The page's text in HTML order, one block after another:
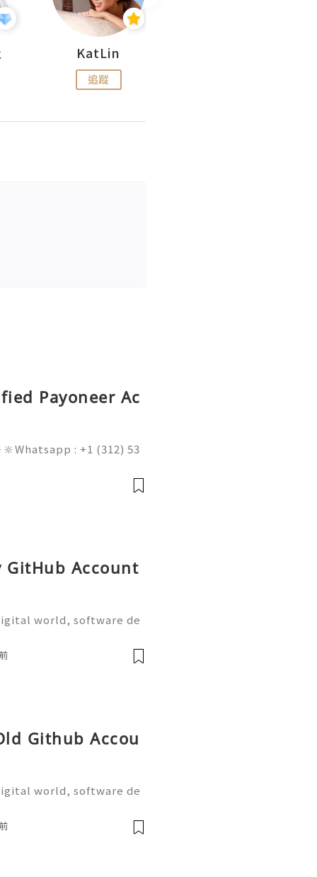
KatLin
追蹤
Payoneer Ac
: +1 (312) 53
: +1 (682) 474-9468 In t
GitHub Account
world, software de
most widely used plat
Github Accou
world, software de
most widely used plat